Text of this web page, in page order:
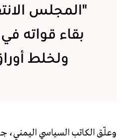
"المجلس
بقاء قواته
ولخلط
وعلّق الكاتب السياسي اليمني،